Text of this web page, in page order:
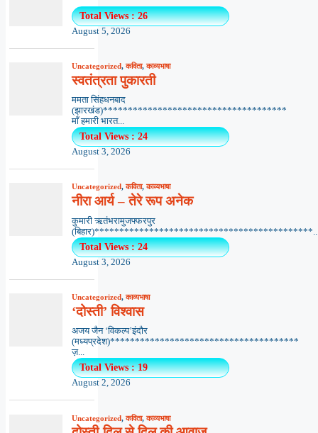
Total Views : 26
August 5, 2026
Uncategorized,कविता,काव्यभाषा
स्वतंत्रता पुकारती
ममता सिंहधनबाद
(झारखंड)*************************************
माँ हमारी भारत...
Total Views : 24
August 3, 2026
Uncategorized,कविता,काव्यभाषा
नीरा आर्य – तेरे रूप अनेक
कुमारी ऋतंभरामुजफ्फरपुर
Total Views : 24
August 3, 2026
Uncategorized,काव्यभाषा
‘दोस्ती’ विश्वास
अजय जैन ‘विकल्प’इंदौर
(मध्यप्रदेश)**************************************
ज़...
Total Views : 19
August 2, 2026
Uncategorized,कविता,काव्यभाषा